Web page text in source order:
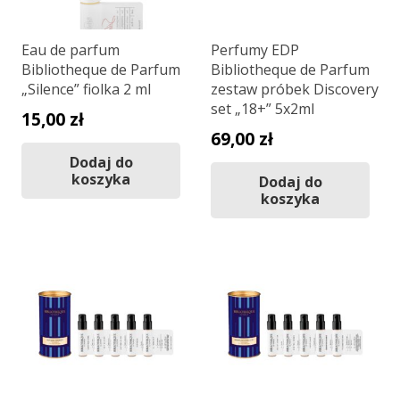
Eau de parfum
Bibliotheque de Parfum
„Silence” fiolka 2 ml
15,00 zł
Dodaj do
koszyka
Perfumy EDP
Bibliotheque de Parfum
zestaw próbek Discovery
set „18+” 5x2ml
69,00 zł
Dodaj do
koszyka